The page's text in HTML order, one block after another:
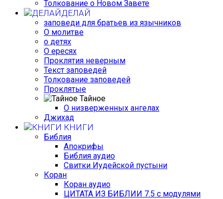
Толкование о Новом Завете
ДЕЛАЙ
заповеди для братьев из язычников
О молитве
о детях
О ересях
Проклятия неверным
Текст заповедей
Толкование заповедей
Проклятые
Тайное
О низверженных ангелах
Джихад
КНИГИ
Библия
Апокрифы
Библия аудио
Свитки Иудейской пустыни
Коран
Коран аудио
ЦИТАТА ИЗ БИБЛИИ 7.5 с модулями